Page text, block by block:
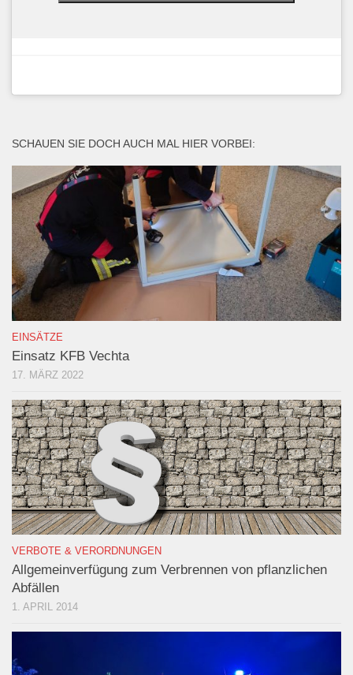
SCHAUEN SIE DOCH AUCH MAL HIER VORBEI:
EINSÄTZE
Einsatz KFB Vechta
17. MÄRZ 2022
VERBOTE & VERORDNUNGEN
Allgemeinverfügung zum Verbrennen von pflanzlichen
Abfällen
1. APRIL 2014